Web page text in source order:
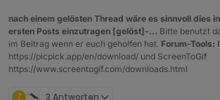
nach einem gelösten Thread wäre es sinnvoll dies
ersten Posts einzutragen [gelöst]-... Bitte benutzt
im Beitrag wenn er euch geholfen hat. Forum-Tools:
https://picpick.app/en/download/ und ScreenToGif
https://www.screentogif.com/downloads.html
Z 3 Antworten